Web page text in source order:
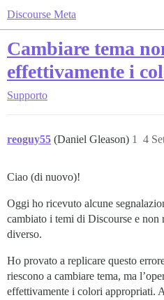
Discourse Meta
Cambiare tema
effettivamente i
Supporto
reoguy55 (Daniel Gleason) 4
1
Ciao (di nuovo)!
Oggi ho ricevuto alcune
cambiato i temi di Discourse e non
diverso.
Ho provato a replicare questo
riescono a cambiare tema, ma
effettivamente i colori appropriati.